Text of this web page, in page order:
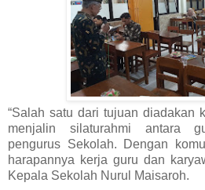
“Salah satu dari tujuan diadakan
menjalin silaturahmi antara
pengurus Sekolah. Dengan
harapannya kerja guru dan
Kepala Sekolah Nurul Maisaroh.